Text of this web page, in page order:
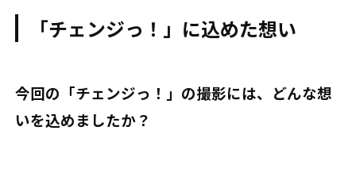
「チェンジっ！」に込めた想い
――今回の「チェンジっ！」の撮影には、どんな想
いを込めましたか？